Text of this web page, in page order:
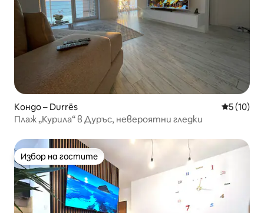
Кондо – Durrës Средна
5 (10)
Плаж „Курила“ в Дуръс, невероятни гледки
Избор на гостите
Избор на гостите